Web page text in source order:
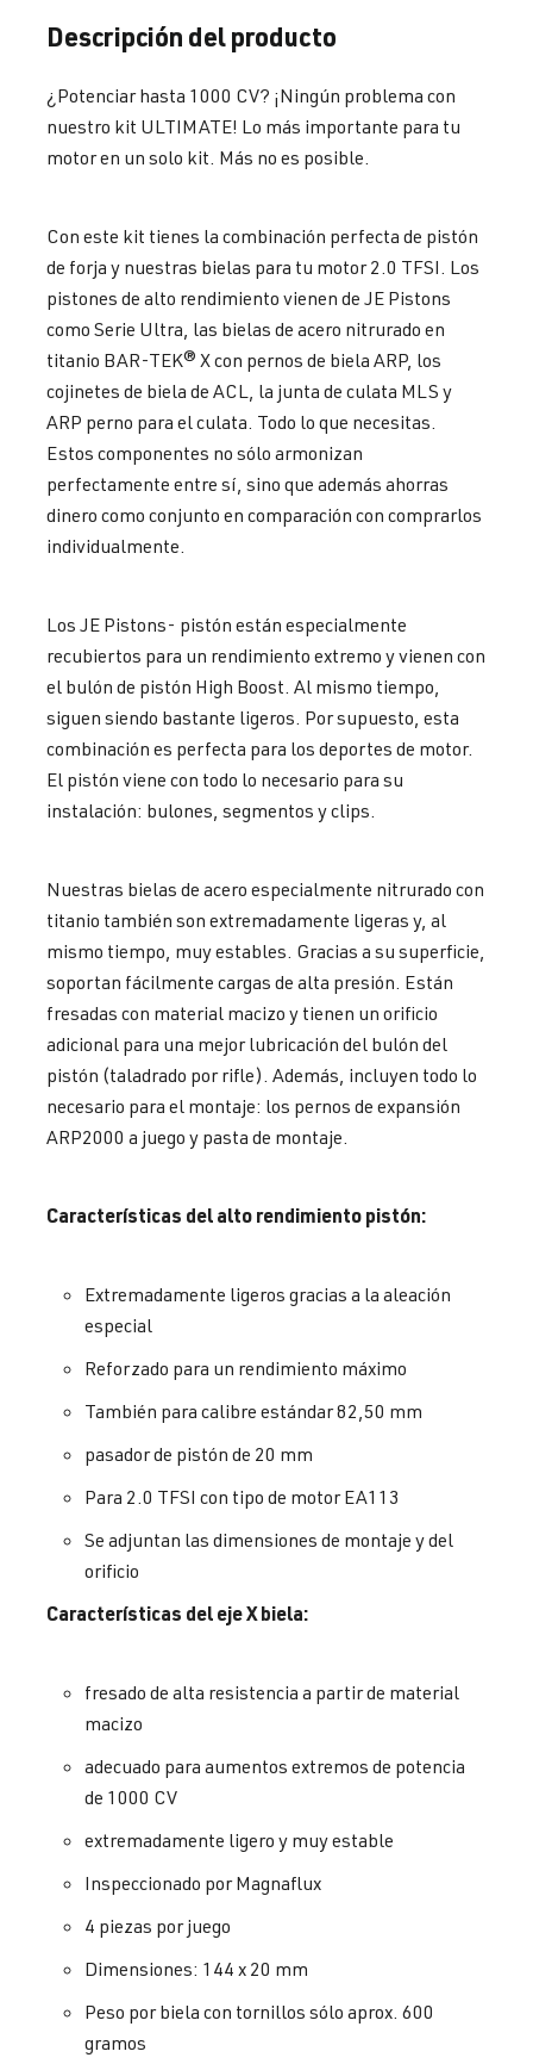
Descripción del producto
¿Potenciar hasta 1000 CV? ¡Ningún problema con
nuestro kit ULTIMATE! Lo más importante para tu
motor en un solo kit. Más no es posible.
Con este kit tienes la combinación perfecta de pistón
de forja y nuestras bielas para tu motor 2.0 TFSI. Los
pistones de alto rendimiento vienen de JE Pistons
como Serie Ultra, las bielas de acero nitrurado en
titanio BAR-TEK® X con pernos de biela ARP, los
cojinetes de biela de ACL, la junta de culata MLS y
ARP perno para el culata. Todo lo que necesitas.
Estos componentes no sólo armonizan
perfectamente entre sí, sino que además ahorras
dinero como conjunto en comparación con comprarlos
individualmente.
Los JE Pistons- pistón están especialmente
recubiertos para un rendimiento extremo y vienen con
el bulón de pistón High Boost. Al mismo tiempo,
siguen siendo bastante ligeros. Por supuesto, esta
combinación es perfecta para los deportes de motor.
El pistón viene con todo lo necesario para su
instalación: bulones, segmentos y clips.
Nuestras bielas de acero especialmente nitrurado con
titanio también son extremadamente ligeras y, al
mismo tiempo, muy estables. Gracias a su superficie,
soportan fácilmente cargas de alta presión. Están
fresadas con material macizo y tienen un orificio
adicional para una mejor lubricación del bulón del
pistón (taladrado por rifle). Además, incluyen todo lo
necesario para el montaje: los pernos de expansión
ARP2000 a juego y pasta de montaje.
Características del alto rendimiento pistón:
Extremadamente ligeros gracias a la aleación
especial
Reforzado para un rendimiento máximo
También para calibre estándar 82,50 mm
pasador de pistón de 20 mm
Para 2.0 TFSI con tipo de motor EA113
Se adjuntan las dimensiones de montaje y del
orificio
Características del eje X biela:
fresado de alta resistencia a partir de material
macizo
adecuado para aumentos extremos de potencia
de 1000 CV
extremadamente ligero y muy estable
Inspeccionado por Magnaflux
4 piezas por juego
Dimensiones: 144 x 20 mm
Peso por biela con tornillos sólo aprox. 600
gramos